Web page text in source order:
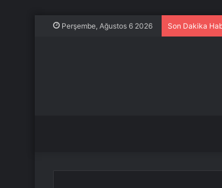
Perşembe, Ağustos 6 2026 Son Dakika